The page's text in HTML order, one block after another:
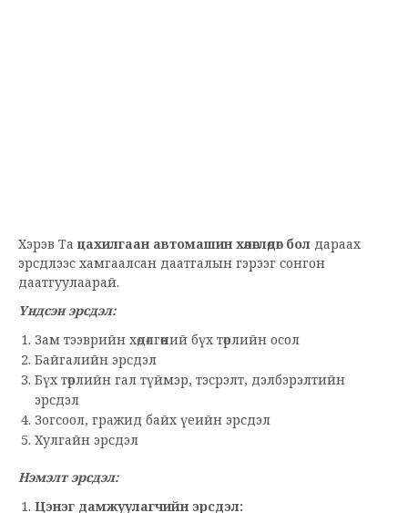
Хэрэв Та цахилгаан автомашин хөлөглөдөг бол дараах
эрсдлээс хамгаалсан даатгалын гэрээг сонгон
даатгуулаарай.
Үндсэн эрсдэл:
Зам тээврийн хөдөлгөөний бүх төрлийн осол
Байгалийн эрсдэл
Бүх төрлийн гал түймэр, тэсрэлт, дэлбэрэлтийн
эрсдэл
Зогсоол, гражид байх үеийн эрсдэл
Хулгайн эрсдэл
Нэмэлт эрсдэл:
Цэнэг дамжуулагчийн эрсдэл: